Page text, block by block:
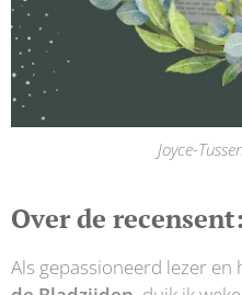
Joyce-
Over de
Als gepassioneerd lezer en